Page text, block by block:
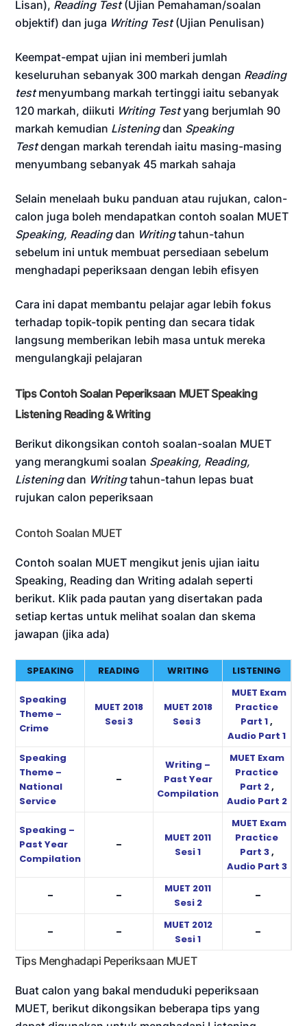
Lisan), Reading Test(Ujian Pemahaman/soalan
objektif) dan juga Writing Test(Ujian Penulisan)
Keempat-empat ujian ini memberi jumlah
keseluruhan sebanyak 300 markah dengan Reading
testmenyumbang markah tertinggi iaitu sebanyak
120 markah, diikuti Writing Testyang berjumlah 90
markah kemudian Listeningdan Speaking
Test dengan markah terendah iaitu masing-masing
menyumbang sebanyak 45 markah sahaja
Selain menelaah buku panduan atau rujukan, calon-
calon juga boleh mendapatkan contoh soalan MUET
Speaking, Readingdan Writingtahun-tahun
sebelum ini untuk membuat persediaan sebelum
menghadapi peperiksaan dengan lebih efisyen
Cara ini dapat membantu pelajar agar lebih fokus
terhadap topik-topik penting dan secara tidak
langsung memberikan lebih masa untuk mereka
mengulangkaji pelajaran
Tips Contoh Soalan Peperiksaan MUET Speaking
Listening Reading & Writing
Berikut dikongsikan contoh soalan-soalan MUET
yang merangkumi soalan Speaking, Reading,
Listeningdan Writingtahun-tahun lepas buat
rujukan calon peperiksaan
Contoh Soalan MUET
Contoh soalan MUET mengikut jenis ujian iaitu
Speaking, Reading dan Writing adalah seperti
berikut. Klik pada pautan yang disertakan pada
setiap kertas untuk melihat soalan dan skema
jawapan (jika ada)
SPEAKING READING WRITING LISTENING
Speaking
Theme –
Crime
MUET 2018
Sesi 3
MUET 2018
Sesi 3
MUET Exam
Practice
Part 1,
Audio Part 1
Speaking
Theme –
National
Service
–
Writing –
Past Year
Compilation
MUET Exam
Practice
Part 2,
Audio Part 2
Speaking –
Past Year
Compilation
–
MUET 2011
Sesi 1
MUET Exam
Practice
Part 3,
Audio Part 3
– –
MUET 2011
Sesi 2
–
– –
MUET 2012
Sesi 1
–
Tips Menghadapi Peperiksaan MUET
Buat calon yang bakal menduduki peperiksaan
MUET, berikut dikongsikan beberapa tips yang